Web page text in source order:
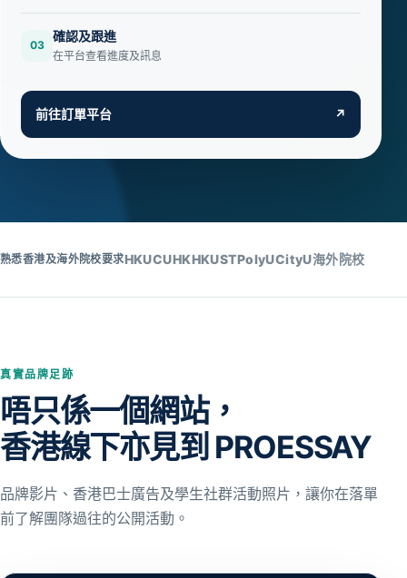
03
確認及跟進
在平台查看進度及訊息
前往訂單平台 ↗
熟悉香港及海外院校要求HKUCUHKHKUSTPolyUCityU海外院校
真實品牌足跡
唔只係一個網站，
香港線下亦見到 PROESSAY
品牌影片、香港巴士廣告及學生社群活動照片，讓你在落單
前了解團隊過往的公開活動。